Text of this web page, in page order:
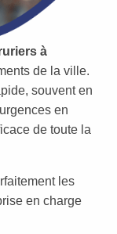
à
de la ville.
souvent en
en
de toute la
les
en charge